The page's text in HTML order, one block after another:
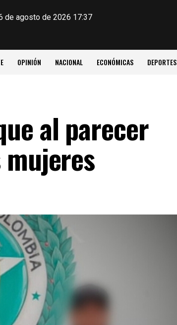
de agosto de 2026 17:37
OPINIÓN NACIONAL ECONÓMICAS DEPORTES
al parecer